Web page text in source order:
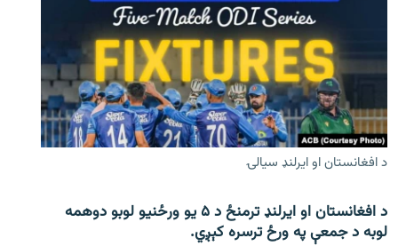
د افغانستان او ایرلنډ سیالۍ
د افغانستان او ایرلنډ ترمنځ د ۵ یو ورځنیو لوبو دوهمه
لوبه د جمعې په ورځ ترسره کېږي.